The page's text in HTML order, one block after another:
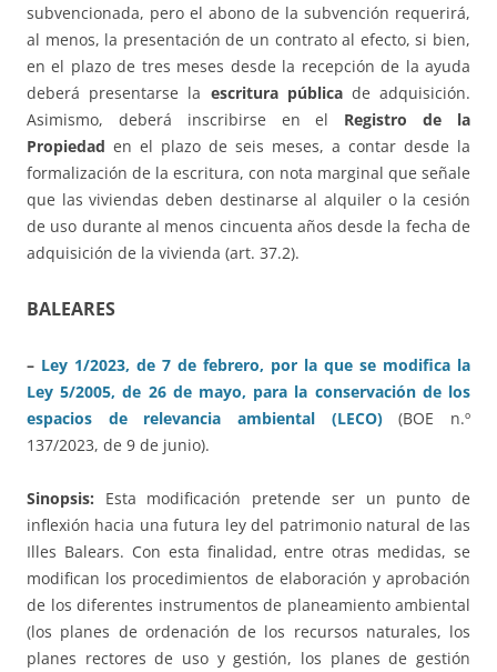
subvencionada, pero el abono de la subvención requerirá,
al menos, la presentación de un contrato al efecto, si bien,
en el plazo de tres meses desde la recepción de la ayuda
deberá presentarse la escritura públicade adquisición.
Asimismo, deberá inscribirse en el Registro de la
Propiedad en el plazo de seis meses, a contar desde la
formalización de la escritura, con nota marginal que señale
que las viviendas deben destinarse al alquiler o la cesión
de uso durante al menos cincuenta años desde la fecha de
adquisición de la vivienda (art. 37.2).
BALEARES
– Ley 1/2023, de 7 de febrero, por la que se modifica la
Ley 5/2005, de 26 de mayo, para la conservación de los
espacios de relevancia ambiental (LECO)(BOE n.º
137/2023, de 9 de junio).
Sinopsis: Esta modificación pretende ser un punto de
inflexión hacia una futura ley del patrimonio natural de las
Illes Balears. Con esta finalidad, entre otras medidas, se
modifican los procedimientos de elaboración y aprobación
de los diferentes instrumentos de planeamiento ambiental
(los planes de ordenación de los recursos naturales, los
planes rectores de uso y gestión, los planes de gestión